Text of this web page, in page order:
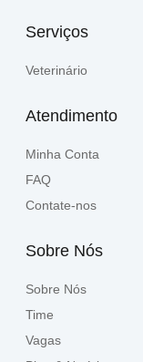
Serviços
Veterinário
Atendimento
Minha Conta
FAQ
Contate-nos
Sobre Nós
Sobre Nós
Time
Vagas